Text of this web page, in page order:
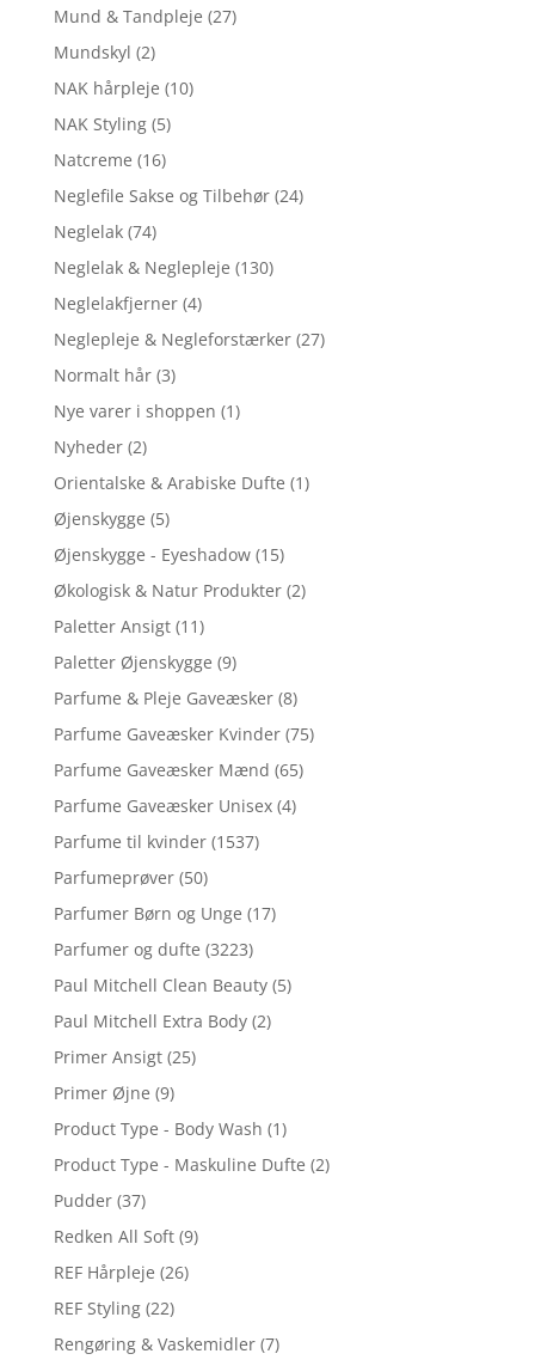
Mund & Tandpleje (27)
Mundskyl (2)
NAK hårpleje (10)
NAK Styling (5)
Natcreme (16)
Neglefile Sakse og Tilbehør (24)
Neglelak (74)
Neglelak & Neglepleje (130)
Neglelakfjerner (4)
Neglepleje & Negleforstærker (27)
Normalt hår (3)
Nye varer i shoppen (1)
Nyheder (2)
Orientalske & Arabiske Dufte (1)
Øjenskygge (5)
Øjenskygge - Eyeshadow (15)
Økologisk & Natur Produkter (2)
Paletter Ansigt (11)
Paletter Øjenskygge (9)
Parfume & Pleje Gaveæsker (8)
Parfume Gaveæsker Kvinder (75)
Parfume Gaveæsker Mænd (65)
Parfume Gaveæsker Unisex (4)
Parfume til kvinder (1537)
Parfumeprøver (50)
Parfumer Børn og Unge (17)
Parfumer og dufte (3223)
Paul Mitchell Clean Beauty (5)
Paul Mitchell Extra Body (2)
Primer Ansigt (25)
Primer Øjne (9)
Product Type - Body Wash (1)
Product Type - Maskuline Dufte (2)
Pudder (37)
Redken All Soft (9)
REF Hårpleje (26)
REF Styling (22)
Rengøring & Vaskemidler (7)